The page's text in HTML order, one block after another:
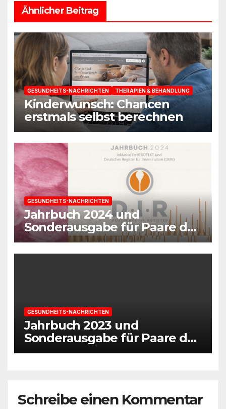
Ähnlicher Beitrag
GESUNDHEITS-NACHRICHTEN THERAPIEN & BEHANDLUNG
Kinderwunsch: Chancen
erstmals selbst berechnen
GESUNDHEITS-NACHRICHTEN
Jahrbuch 2024 und
Sonderausgabe für Paare des
Deutschen IVF-Registers:
Zahl der Mehrlingsgeburten
GESUNDHEITS-NACHRICHTEN
Jahrbuch 2023 und
Sonderausgabe für Paare des
Deutschen IVF-Registers:
Schreibe einen Kommentar